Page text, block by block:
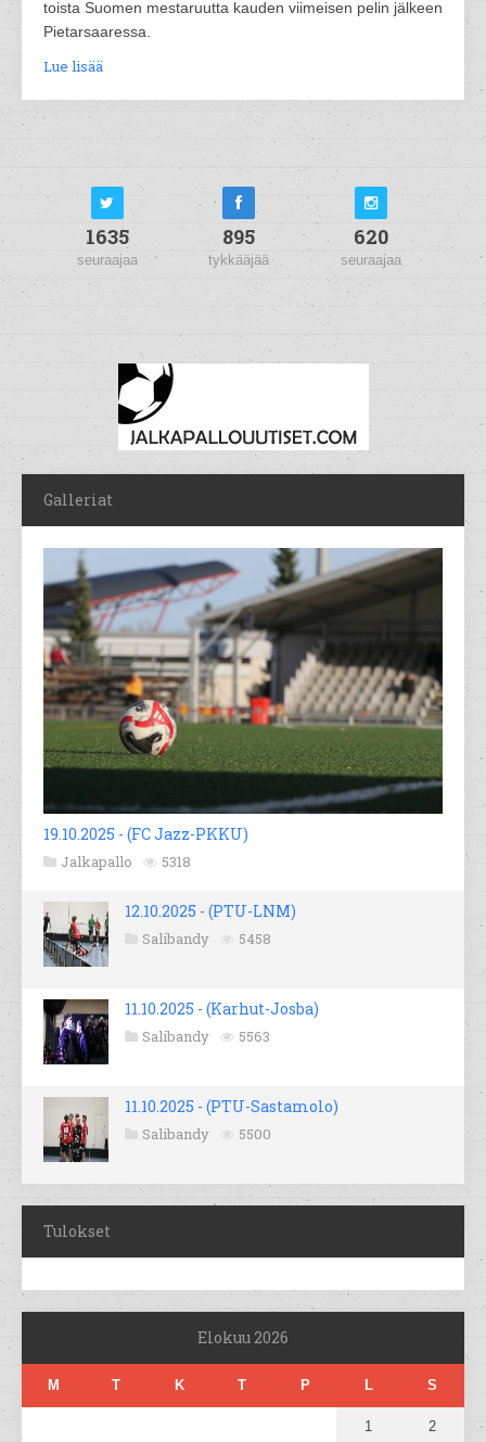
toista Suomen mestaruutta kauden viimeisen pelin jälkeen
Pietarsaaressa.
Lue lisää
1635
seuraajaa
895
tykkääjää
620
seuraajaa
Galleriat
19.10.2025 - (FC Jazz-PKKU)
Jalkapallo 5318
12.10.2025 - (PTU-LNM)
Salibandy 5458
11.10.2025 - (Karhut-Josba)
Salibandy 5563
11.10.2025 - (PTU-Sastamolo)
Salibandy 5500
Tulokset
Elokuu 2026
M T K T P L S
1 2